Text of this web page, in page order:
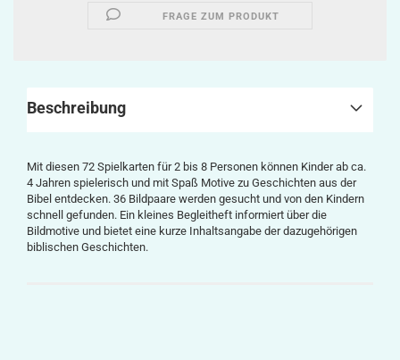
FRAGE ZUM PRODUKT
Beschreibung
Mit diesen 72 Spielkarten für 2 bis 8 Personen können Kinder ab ca.
4 Jahren spielerisch und mit Spaß Motive zu Geschichten aus der
Bibel entdecken. 36 Bildpaare werden gesucht und von den Kindern
schnell gefunden. Ein kleines Begleitheft informiert über die
Bildmotive und bietet eine kurze Inhaltsangabe der dazugehörigen
biblischen Geschichten.